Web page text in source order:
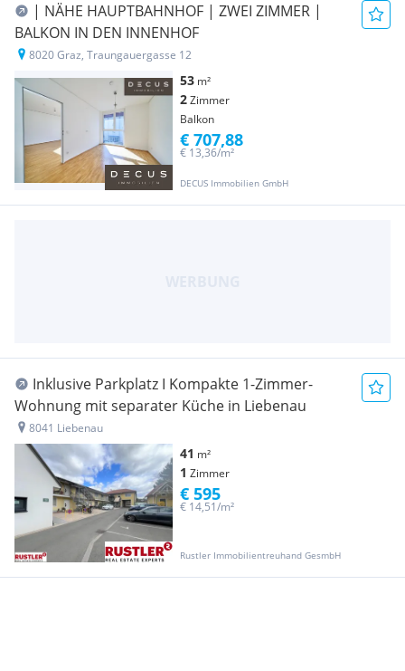
| NÄHE HAUPTBAHNHOF | ZWEI ZIMMER |
BALKON IN DEN INNENHOF
8020 Graz, Traungauergasse 12
53 m²
2Zimmer
Balkon
DECUS Immobilien GmbH
€ 13,36/m²
€ 707,88
Inklusive Parkplatz I Kompakte 1-Zimmer-
Wohnung mit separater Küche in Liebenau
8041 Liebenau
41 m²
1 Zimmer
Rustler Immobilientreuhand GesmbH
€ 14,51/m²
€ 595